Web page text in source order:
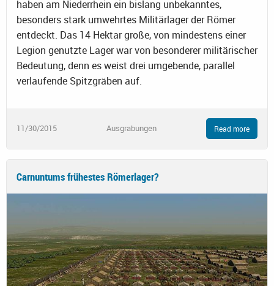
haben am Niederrhein ein bislang unbekanntes,
besonders stark umwehrtes Militärlager der Römer
entdeckt. Das 14 Hektar große, von mindestens einer
Legion genutzte Lager war von besonderer militärischer
Bedeutung, denn es weist drei umgebende, parallel
verlaufende Spitzgräben auf.
11/30/2015 Ausgrabungen Read more
Carnuntums frühestes Römerlager?